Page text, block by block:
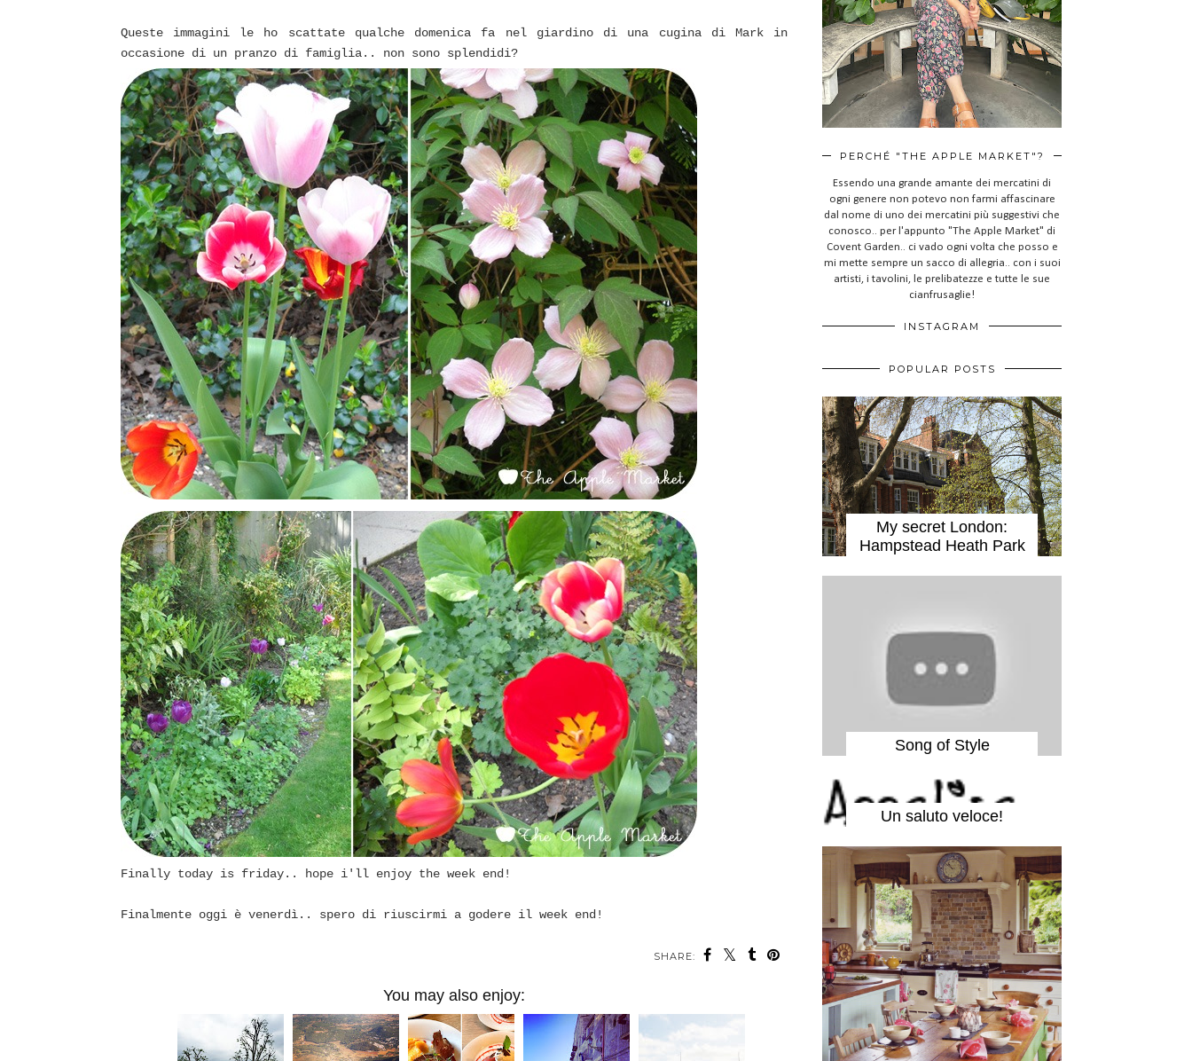
Queste immagini le ho scattate qualche domenica fa nel giardino di una cugina di Mark in
occasione di un pranzo di famiglia.. non sono splendidi?
Finally today is friday.. hope i'll enjoy the week end!
Finalmente oggi è venerdì.. spero di riuscirmi a godere il week end!
SHARE:
You may also enjoy:
PERCHÉ "THE APPLE MARKET"?
Essendo una grande amante dei mercatini di
ogni genere non potevo non farmi affascinare
dal nome di uno dei mercatini più suggestivi che
conosco.. per l'appunto "The Apple Market" di
Covent Garden.. ci vado ogni volta che posso e
mi mette sempre un sacco di allegria.. con i suoi
artisti, i tavolini, le prelibatezze e tutte le sue
cianfrusaglie!
INSTAGRAM
POPULAR POSTS
My secret London:
Hampstead Heath Park
Song of Style
Un saluto veloce!